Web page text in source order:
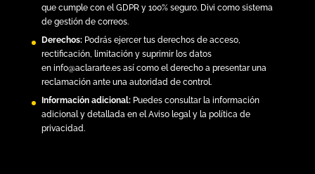
que cumple con el GDPR y 100% seguro. Divi como sistema
de gestión de correos.
Derechos: Podrás ejercer tus derechos de acceso,
rectificación, limitación y suprimir los datos
en info@aclararte.esasí como el derecho a presentar una
reclamación ante una autoridad de control.
Información adicional:Puedes consultar la información
adicional y detallada en elAviso legal y la política de
privacidad.